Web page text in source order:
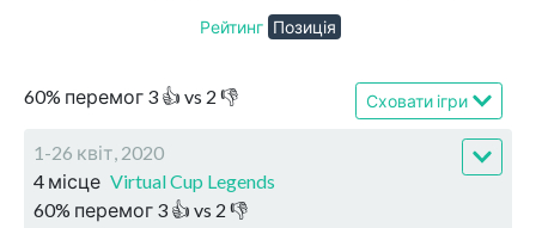
60% перемог 3 👍 vs 2 👎 Сховати ігри
1-26 квіт, 2020
4 місце Virtual Cup Legends
60% перемог 3 👍 vs 2 👎
Рейтинг Позиція